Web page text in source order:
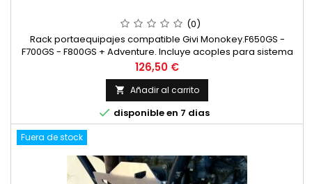
(0)
Rack portaequipajes compatible Givi Monokey.F650GS -
F700GS - F800GS + Adventure. Incluye acoples para sistema
Monokey.
Precio
126,50 €
 Añadir al carrito
 disponible en 7 dias
Fuera de stock